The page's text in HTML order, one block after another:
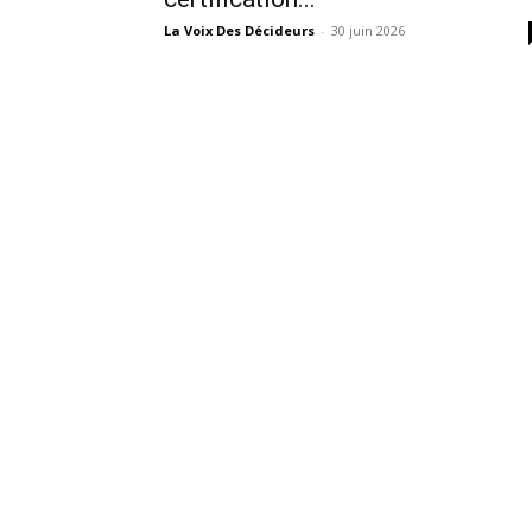
La Voix Des Décideurs - 30 juin 2026